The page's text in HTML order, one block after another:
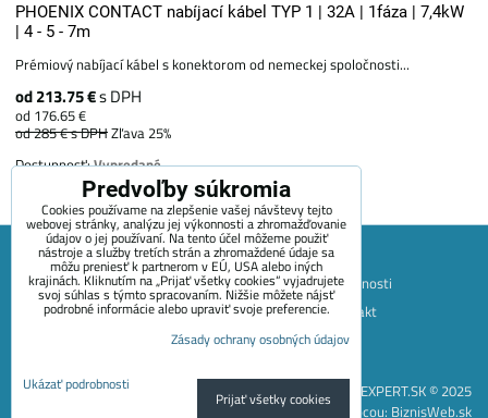
PHOENIX CONTACT nabíjací kábel TYP 1 | 32A | 1fáza | 7,4kW
| 4 - 5 - 7m
Prémiový nabíjací kábel s konektorom od nemeckej spoločnosti...
od 213.75 €s DPH
od 176.65 €
od 285 €s DPHZľava 25%
Dostupnosť:Vypredané
Mapa stránok Obchodné podmienky
Platobné možnosti
Doprava a vrátenie tovaru
+420 722 689 252
Kontakt
EVEXPERT.SK © 2025
Vytvorené pomocou: BiznisWeb.sk
Predvoľby súkromia
Cookies používame na zlepšenie vašej návštevy tejto
webovej stránky, analýzu jej výkonnosti a zhromažďovanie
údajov o jej používaní. Na tento účel môžeme použiť
nástroje a služby tretích strán a zhromaždené údaje sa
môžu preniesť k partnerom v EÚ, USA alebo iných
krajinách. Kliknutím na „Prijať všetky cookies“ vyjadrujete
svoj súhlas s týmto spracovaním. Nižšie môžete nájsť
podrobné informácie alebo upraviť svoje preferencie.
Zásady ochrany osobných údajov
Ukázať podrobnosti
Prijať všetky cookies